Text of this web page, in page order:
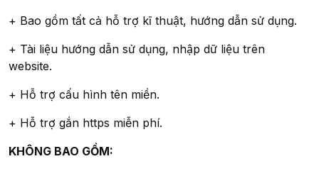
+ Bao gồm tất cả hỗ trợ kĩ thuật, hướng dẫn sử dụng.
+ Tài liệu hướng dẫn sử dụng, nhập dữ liệu trên
website.
+ Hỗ trợ cấu hình tên miền.
+ Hỗ trợ gắn https miễn phí.
KHÔNG BAO GỒM: